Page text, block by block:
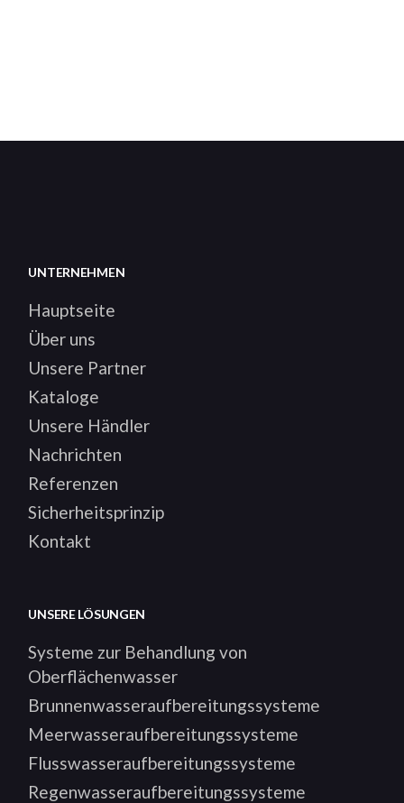
UNTERNEHMEN
Hauptseite
Über uns
Unsere Partner
Kataloge
Unsere Händler
Nachrichten
Referenzen
Sicherheitsprinzip
Kontakt
UNSERE LÖSUNGEN
Systeme zur Behandlung von
Oberflächenwasser
Brunnenwasseraufbereitungssysteme
Meerwasseraufbereitungssysteme
Flusswasseraufbereitungssysteme
Regenwasseraufbereitungssysteme